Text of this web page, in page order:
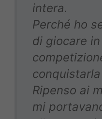
intera.
Perché ho
di giocare
Ripenso ai
mi